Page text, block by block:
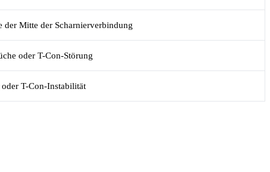
der Mitte der Scharnierverbindung
oder T-Con-Störung
T-Con-Instabilität